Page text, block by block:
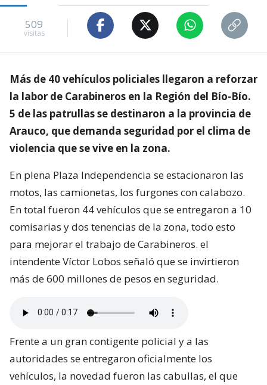
509
visitas
Más de 40 vehículos policiales llegaron a reforzar
la labor de Carabineros en la Región del Bío-Bío.
5 de las patrullas se destinaron a la provincia de
Arauco, que demanda seguridad por el clima de
violencia que se vive en la zona.
En plena Plaza Independencia se estacionaron las
motos, las camionetas, los furgones con calabozo.
En total fueron 44 vehículos que se entregaron a 10
comisarias y dos tenencias de la zona, todo esto
para mejorar el trabajo de Carabineros. el
intendente Víctor Lobos señaló que se invirtieron
más de 600 millones de pesos en seguridad.
Frente a un gran contigente policial y a las
autoridades se entregaron oficialmente los
vehículos, la novedad fueron las cabullas, el que